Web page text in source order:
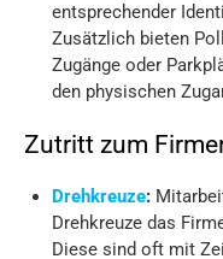
entsprechender
Zusätzlich bieten
Zugänge oder
den physischen
Zutritt zum
Drehkreuze:
Drehkreuze das
Diese sind oft mit